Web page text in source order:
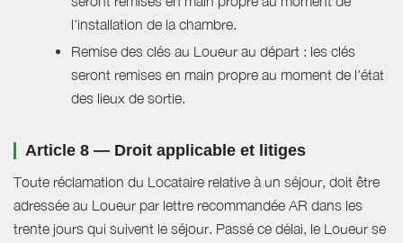
l'installation de la chambre.
Remise des clés au Loueur au départ : les clés
seront remises en main propre au moment de l'état
des lieux de sortie.
Article 8 — Droit applicable et litiges
Toute réclamation du Locataire relative à un séjour, doit être
adressée au Loueur par lettre recommandée AR dans les
trente jours qui suivent le séjour. Passé ce délai, le Loueur se